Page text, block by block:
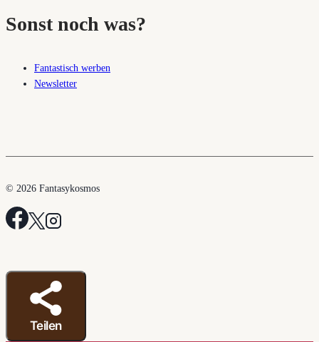
Sonst noch was?
Fantastisch werben
Newsletter
© 2026 Fantasykosmos
Teilen